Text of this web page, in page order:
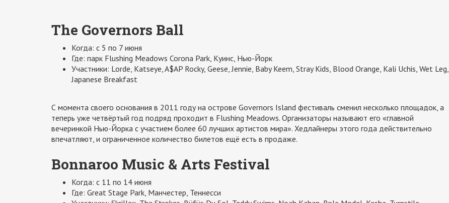
The Governors Ball
Когда: с 5 по 7 июня
Где: парк Flushing Meadows Corona Park, Куинс, Нью-Йорк
Участники: Lorde, Katseye, A$AP Rocky, Geese, Jennie, Baby Keem, Stray Kids, Blood Orange, Kali Uchis, Wet Leg,
Japanese Breakfast
С момента своего основания в 2011 году на острове Governors Island фестиваль сменил несколько площадок, а
теперь уже четвёртый год подряд проходит в Flushing Meadows. Организаторы называют его «главной
вечеринкой Нью-Йорка с участием более 60 лучших артистов мира». Хедлайнеры этого года действительно
впечатляют, и ограниченное количество билетов ещё есть в продаже.
Bonnaroo Music & Arts Festival
Когда: с 11 по 14 июня
Где: Great Stage Park, Манчестер, Теннесси